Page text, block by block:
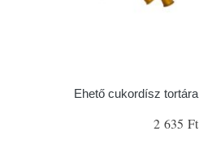
Ehető cukordísz
2 635 Ft